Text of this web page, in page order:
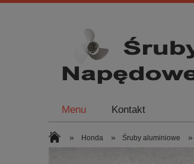
Menu Kontakt
» Honda » Śruby aluminiowe »